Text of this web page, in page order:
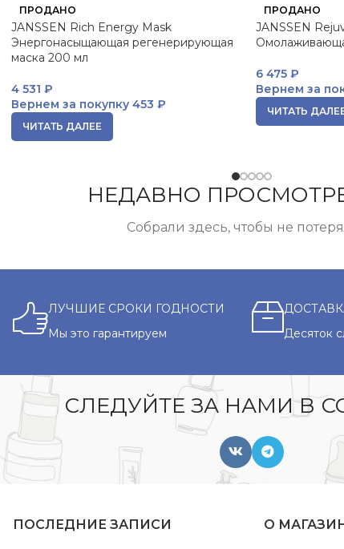
ПРОДАНО
JANSSEN Rich Energy Mask
Энергонасыщающая регенерирующая
маска 200 мл
4 531 ₽
Вернем за покупку453 ₽
ЧИТАТЬ ДАЛЕЕ
ПРОДАНО
JANSSEN
6 475 ₽
Вернем за
ЧИТАТЬ
НЕДАВНО
Собрали здесь, чтобы не
ЛУЧШИЕ СРОКИ ГОДНОСТИ
Мы это гарантируем
Десяток
СЛЕДУЙТЕ ЗА НАМИ В
ПОСЛЕДНИЕ ЗАПИСИ О